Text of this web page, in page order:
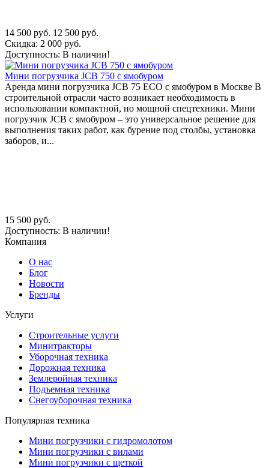
14 500 руб. 12 500 руб.
Скидка: 2 000 руб.
Доступность: В наличии!
Мини погрузчика JCB 750 с ямобуром
Аренда мини погрузчика JCB 75 ECO с ямобуром в Москве В
строительной отрасли часто возникает необходимость в
использовании компактной, но мощной спецтехники. Мини
погрузчик JCB с ямобуром – это универсальное решение для
выполнения таких работ, как бурение под столбы, установка
заборов, и...
15 500 руб.
Доступность: В наличии!
Компания
О нас
Блог
Новости
Бренды
Услуги
Строительные услуги
Минитракторы
Уборочная техника
Дорожная техника
Землеройная техника
Подъемная техника
Снегоуборочная техника
Популярная техника
Мини погрузчики с гидромолотом
Мини погрузчики с вилами
Мини погрузчики с щеткой